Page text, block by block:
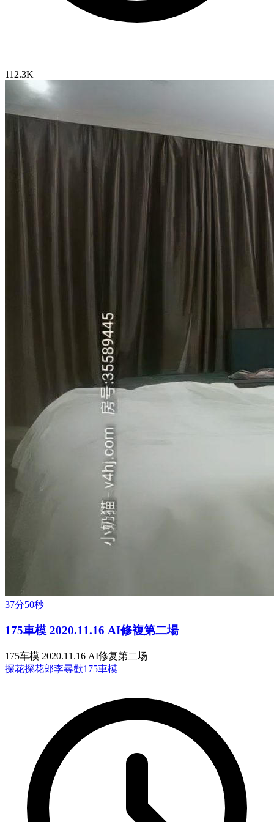
112.3K
37分50秒
175車模 2020.11.16 AI修複第二場
175车模 2020.11.16 AI修复第二场
探花探花郎李尋歡175車模